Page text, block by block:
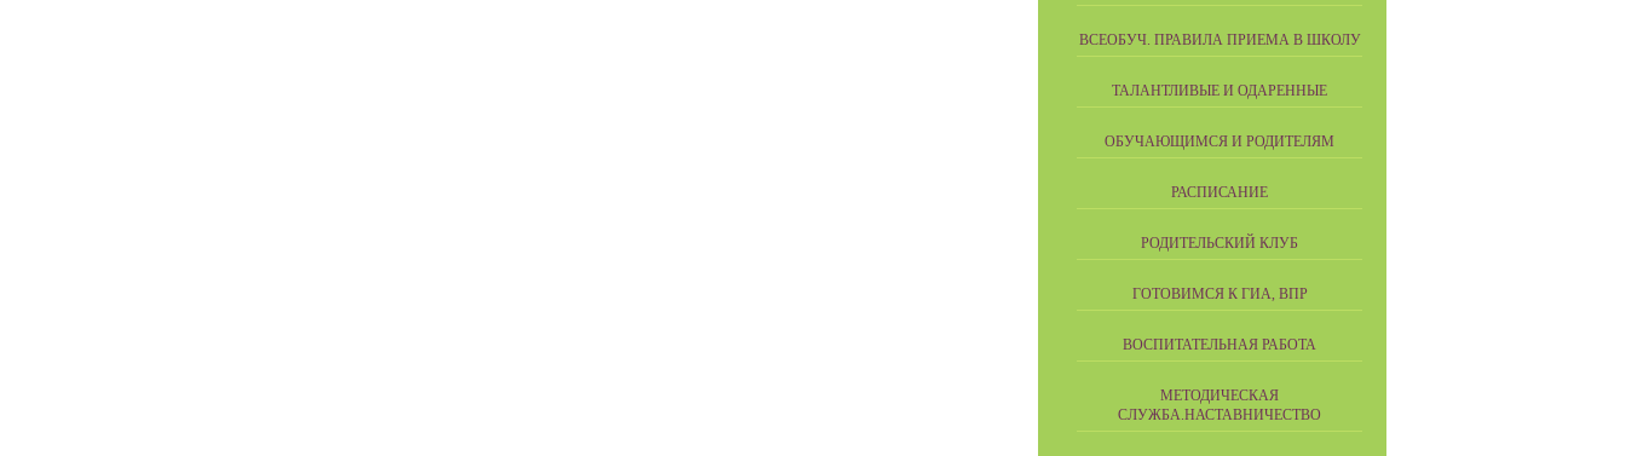
ВСЕОБУЧ. ПРАВИЛА ПРИЕМА В ШКОЛУ
ТАЛАНТЛИВЫЕ И ОДАРЕННЫЕ
ОБУЧАЮЩИМСЯ И РОДИТЕЛЯМ
РАСПИСАНИЕ
РОДИТЕЛЬСКИЙ КЛУБ
ГОТОВИМСЯ К ГИА, ВПР
ВОСПИТАТЕЛЬНАЯ РАБОТА
МЕТОДИЧЕСКАЯ
СЛУЖБА.НАСТАВНИЧЕСТВО